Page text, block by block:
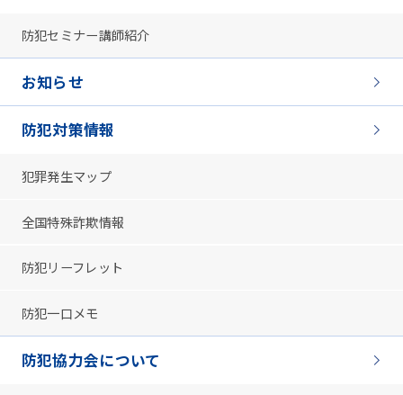
防犯セミナー講師紹介
お知らせ
防犯対策情報
犯罪発生マップ
全国特殊詐欺情報
防犯リーフレット
防犯一口メモ
防犯協力会について